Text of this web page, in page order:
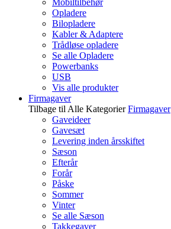
Mobiltilbehør
Opladere
Bilopladere
Kabler & Adaptere
Trådløse opladere
Se alle Opladere
Powerbanks
USB
Vis alle produkter
Firmagaver
Tilbage til Alle Kategorier Firmagaver
Gaveideer
Gavesæt
Levering inden årsskiftet
Sæson
Efterår
Forår
Påske
Sommer
Vinter
Se alle Sæson
Takkegaver